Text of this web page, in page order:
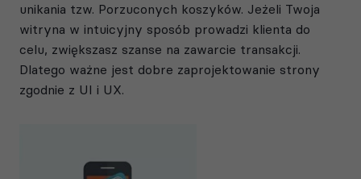
unikania tzw. Porzuconych koszyków. Jeżeli Twoja
witryna w intuicyjny sposób prowadzi klienta do
celu, zwiększasz szanse na zawarcie transakcji.
Dlatego ważne jest dobre zaprojektowanie strony
zgodnie z UI i UX.